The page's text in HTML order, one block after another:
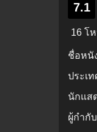
7.1
16 โ
ชื่อหนั
ประเท
นักแส
ผู้กำกั